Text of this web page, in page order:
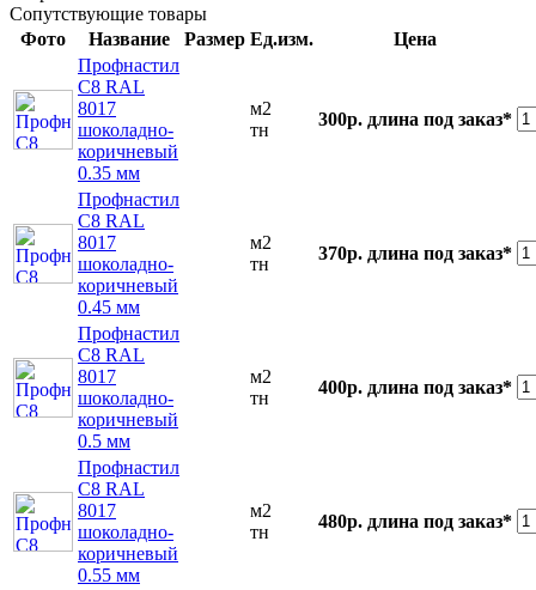
Сопутствующие товары
Фото
Название Размер Ед.изм.
Цена
Профнастил
С8 RAL
8017
шоколадно-
коричневый
0.35 мм
м2
тн
300р. длина под заказ*
Профнастил
С8 RAL
8017
шоколадно-
коричневый
0.45 мм
м2
тн
370р. длина под заказ*
Профнастил
С8 RAL
8017
шоколадно-
коричневый
0.5 мм
м2
тн
400р. длина под заказ*
Профнастил
С8 RAL
8017
шоколадно-
коричневый
0.55 мм
м2
тн
480р. длина под заказ*